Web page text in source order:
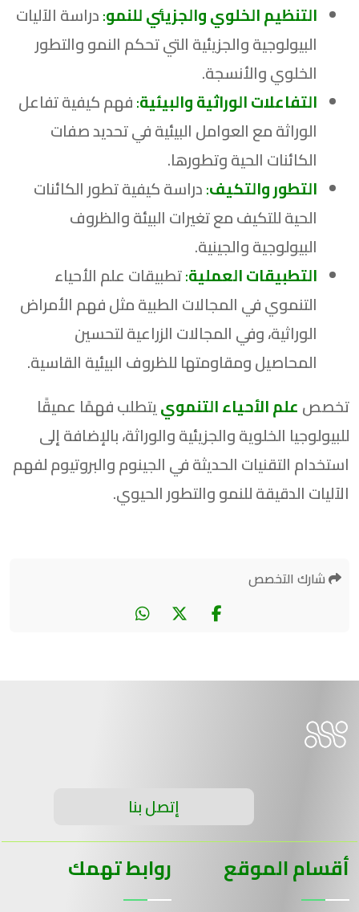
التنظيم الخلوي والجزيئي للنمو:دراسة الآليات
البيولوجية والجزيئية التي تحكم النمو والتطور
الخلوي والأنسجة.
التفاعلات الوراثية والبيئية:فهم كيفية تفاعل
الوراثة مع العوامل البيئية في تحديد صفات
الكائنات الحية وتطورها.
التطور والتكيف:دراسة كيفية تطور الكائنات
الحية للتكيف مع تغيرات البيئة والظروف
البيولوجية والجينية.
التطبيقات العملية:تطبيقات علم الأحياء
التنموي في المجالات الطبية مثل فهم الأمراض
الوراثية، وفي المجالات الزراعية لتحسين
المحاصيل ومقاومتها للظروف البيئية القاسية.
تخصصعلم الأحياء التنموييتطلب فهمًا عميقًا
للبيولوجيا الخلوية والجزيئية والوراثة، بالإضافة إلى
استخدام التقنيات الحديثة في الجينوم والبروتيوم لفهم
الآليات الدقيقة للنمو والتطور الحيوي.
شارك التخصص
إتصل بنا
أقسام الموقع روابط تهمك